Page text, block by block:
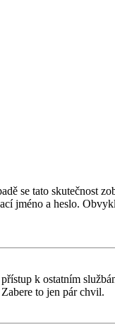
se tato skutečnost
jméno a heslo.
k ostatním
to jen pár chvil.